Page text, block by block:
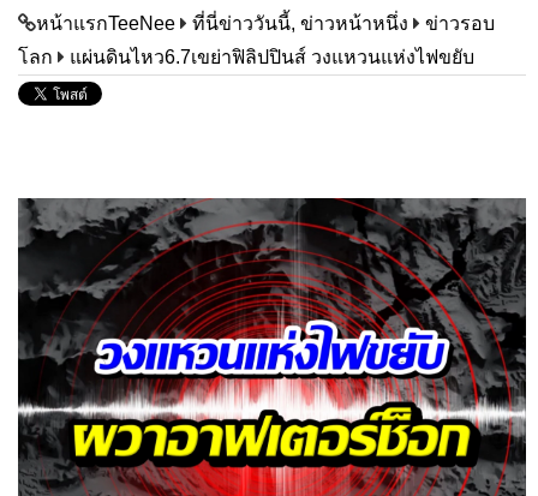
หน้าแรกTeeNee ที่นี่ข่าววันนี้, ข่าวหน้าหนึ่ง
ข่าวรอบ
โลก
แผ่นดินไหว6.7เขย่าฟิลิปปินส์ วงแหวนแห่งไฟขยับ